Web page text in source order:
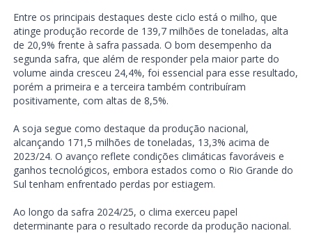
Entre os principais destaques deste ciclo está o milho, que
atinge produção recorde de 139,7 milhões de toneladas, alta
de 20,9% frente à safra passada. O bom desempenho da
segunda safra, que além de responder pela maior parte do
volume ainda cresceu 24,4%, foi essencial para esse resultado,
porém a primeira e a terceira também contribuíram
positivamente, com altas de 8,5%.
A soja segue como destaque da produção nacional,
alcançando 171,5 milhões de toneladas, 13,3% acima de
2023/24. O avanço reflete condições climáticas favoráveis e
ganhos tecnológicos, embora estados como o Rio Grande do
Sul tenham enfrentado perdas por estiagem.
Ao longo da safra 2024/25, o clima exerceu papel
determinante para o resultado recorde da produção nacional.